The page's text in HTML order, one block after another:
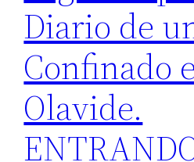
Diario de
Confinado
Olavide.